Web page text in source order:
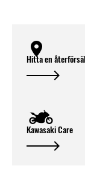
Hitta en
Kawasaki Care